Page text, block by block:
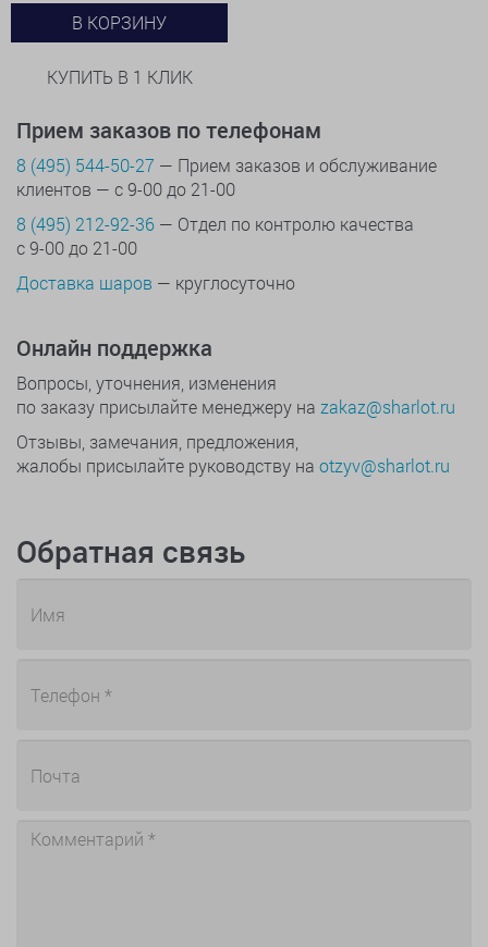
В КОРЗИНУ
КУПИТЬ В 1 КЛИК
Прием заказов по телефонам
8 (495) 544-50-27 — Прием заказов и обслуживание
клиентов — с 9-00 до 21-00
8 (495) 212-92-36 — Отдел по контролю качества
с 9-00 до 21-00
Доставка шаров — круглосуточно
Онлайн поддержка
Вопросы, уточнения, изменения
по заказу присылайте менеджеру на zakaz@sharlot.ru
Отзывы, замечания, предложения,
жалобы присылайте руководству на otzyv@sharlot.ru
Обратная связь